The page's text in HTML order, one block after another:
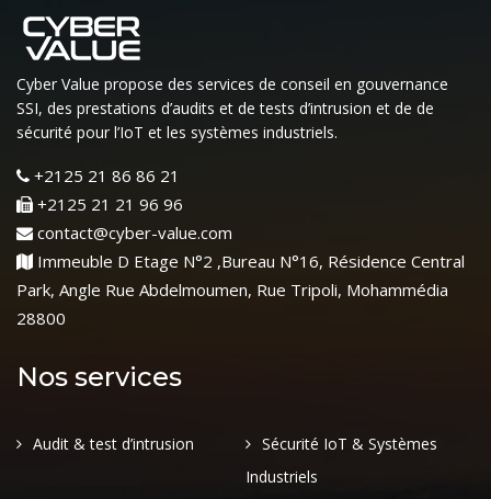
Cyber Value propose des services de conseil en gouvernance
SSI, des prestations d’audits et de tests d’intrusion et de de
sécurité pour l’IoT et les systèmes industriels.
+2125 21 86 86 21
+2125 21 21 96 96
contact@cyber-value.com
Immeuble D Etage N°2 ,Bureau N°16, Résidence Central
Park, Angle Rue Abdelmoumen, Rue Tripoli, Mohammédia
28800
Nos services
Audit & test d’intrusion
Sécurité IoT & Systèmes
Industriels